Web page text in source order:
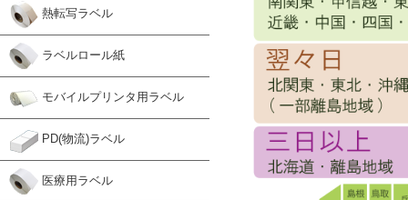
熱転写ラベル
ラベルロール紙
モバイルプリンタ用ラベル
PD(物流)ラベル
医療用ラベル